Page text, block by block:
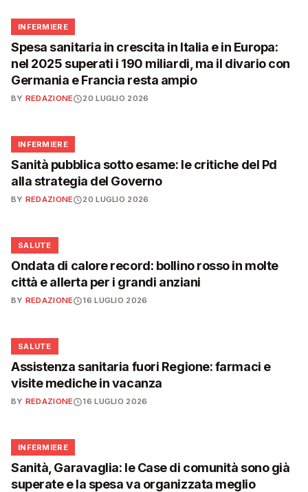
🩺
INFERMIERE
Spesa sanitaria in crescita in Italia e in Europa:
nel 2025 superati i 190 miliardi, ma il divario con
Germania e Francia resta ampio
BY REDAZIONE 20 LUGLIO 2026
🩺
INFERMIERE
Sanità pubblica sotto esame: le critiche del Pd
alla strategia del Governo
BY REDAZIONE 20 LUGLIO 2026
❤️
SALUTE
Ondata di calore record: bollino rosso in molte
città e allerta per i grandi anziani
BY REDAZIONE 16 LUGLIO 2026
❤️
SALUTE
Assistenza sanitaria fuori Regione: farmaci e
visite mediche in vacanza
BY REDAZIONE 16 LUGLIO 2026
🩺
INFERMIERE
Sanità, Garavaglia: le Case di comunità sono già
superate e la spesa va organizzata meglio